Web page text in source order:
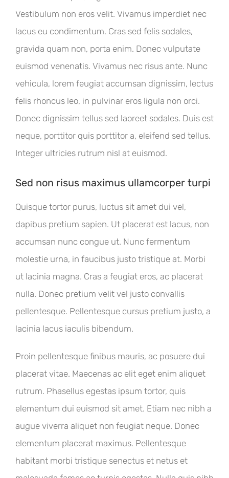
Vestibulum non eros velit. Vivamus imperdiet nec
lacus eu condimentum. Cras sed felis sodales,
gravida quam non, porta enim. Donec vulputate
euismod venenatis. Vivamus nec risus ante. Nunc
vehicula, lorem feugiat accumsan dignissim, lectus
felis rhoncus leo, in pulvinar eros ligula non orci.
Donec dignissim tellus sed laoreet sodales. Duis est
neque, porttitor quis porttitor a, eleifend sed tellus.
Integer ultricies rutrum nisl at euismod.
Sed non risus maximus ullamcorper turpi
Quisque tortor purus, luctus sit amet dui vel,
dapibus pretium sapien. Ut placerat est lacus, non
accumsan nunc congue ut. Nunc fermentum
molestie urna, in faucibus justo tristique at. Morbi
ut lacinia magna. Cras a feugiat eros, ac placerat
nulla. Donec pretium velit vel justo convallis
pellentesque. Pellentesque cursus pretium justo, a
lacinia lacus iaculis bibendum.
Proin pellentesque finibus mauris, ac posuere dui
placerat vitae. Maecenas ac elit eget enim aliquet
rutrum. Phasellus egestas ipsum tortor, quis
elementum dui euismod sit amet. Etiam nec nibh a
augue viverra aliquet non feugiat neque. Donec
elementum placerat maximus. Pellentesque
habitant morbi tristique senectus et netus et